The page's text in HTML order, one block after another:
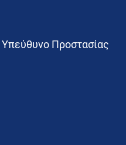
Προστασίας